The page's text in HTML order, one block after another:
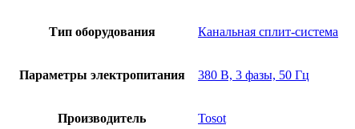
Тип оборудования Канальная сплит-система
Параметры электропитания 380 В, 3 фазы, 50 Гц
Производитель Tosot